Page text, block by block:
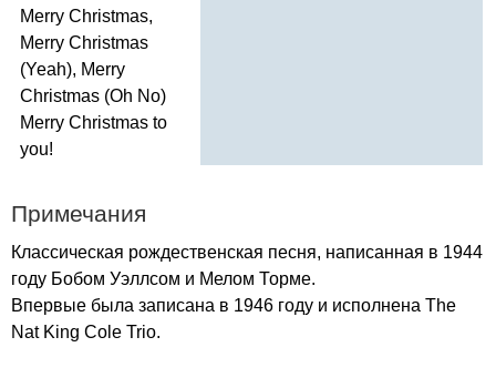
Merry Christmas,
Merry Christmas
(Yeah), Merry
Christmas (Oh No)
Merry Christmas to
you!
Примечания
Классическая рождественская песня, написанная в 1944
году Бобом Уэллсом и Мелом Торме.
Впервые была записана в 1946 году и исполнена The
Nat King Cole Trio.